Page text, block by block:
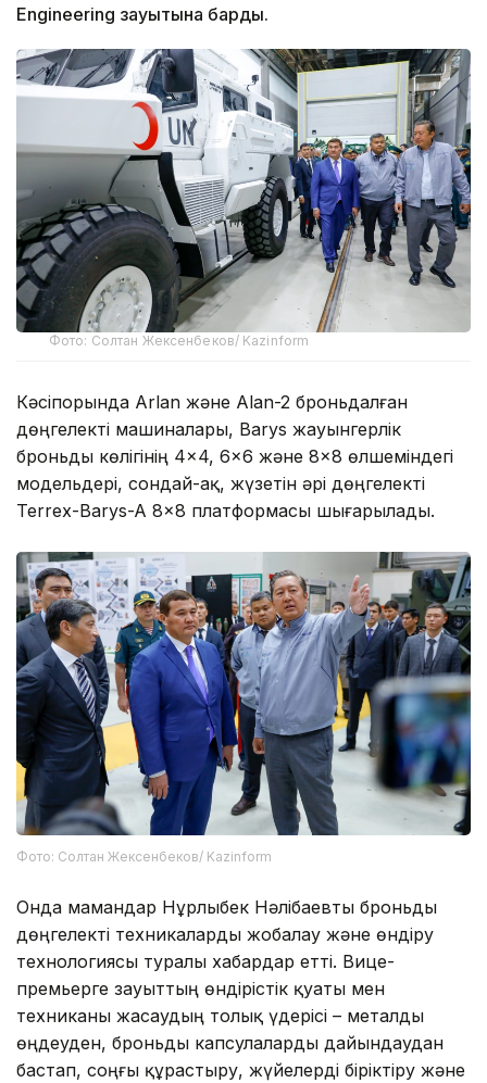
Engineering зауытына барды.
Фото: Солтан Жексенбеков/ Kazinform
Кәсіпорында Arlan және Alan-2 броньдалған
дөңгелекті машиналары, Barys жауынгерлік
броньды көлігінің 4×4, 6×6 және 8×8 өлшеміндегі
модельдері, сондай-ақ, жүзетін әрі дөңгелекті
Terrex-Barys-A 8×8 платформасы шығарылады.
Фото: Солтан Жексенбеков/ Kazinform
Онда мамандар Нұрлыбек Нәлібаевты броньды
дөңгелекті техникаларды жобалау және өндіру
технологиясы туралы хабардар етті. Вице-
премьерге зауыттың өндірістік қуаты мен
техниканы жасаудың толық үдерісі – металды
өңдеуден, броньды капсулаларды дайындаудан
бастап, соңғы құрастыру, жүйелерді біріктіру және